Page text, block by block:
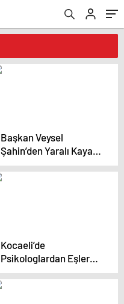
Başkan Veysel
Şahin’den Yaralı Kaya
Ailesine Ramazan
Ziyareti
Kocaeli’de
Psikologlardan Eşler
Arasında Empati ve
Duygusal Dayanıklılık